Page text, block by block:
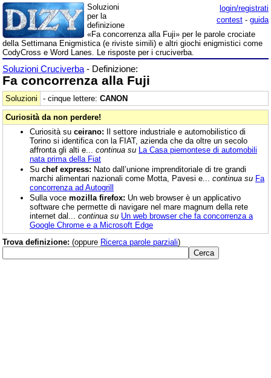
login/registrati
contest - guida
Soluzioni
per la
definizione
«Fa concorrenza alla Fuji» per le parole crociate
della Settimana Enigmistica (e riviste simili) e altri giochi enigmistici come
CodyCross e Word Lanes. Le risposte per i cruciverba.
Soluzioni Cruciverba - Definizione:
Fa concorrenza alla Fuji
Soluzioni - cinque lettere: CANON
Curiosità da non perdere!
Curiosità su ceirano: Il settore industriale e automobilistico di
Torino si identifica con la FIAT, azienda che da oltre un secolo
affronta gli alti e... continua su La Casa piemontese di automobili
nata prima della Fiat
Su chef express: Nato dall’unione imprenditoriale di tre grandi
marchi alimentari nazionali come Motta, Pavesi e... continua su Fa
concorrenza ad Autogrill
Sulla voce mozilla firefox: Un web browser è un applicativo
software che permette di navigare nel mare magnum della rete
internet dal... continua su Un web browser che fa concorrenza a
Google Chrome e a Microsoft Edge
Trova definizione: (oppure Ricerca parole parziali)